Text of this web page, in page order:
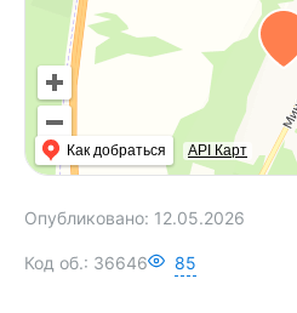
Как добраться API Карт
Опубликовано: 12.05.2026
Код об.: 36646 85